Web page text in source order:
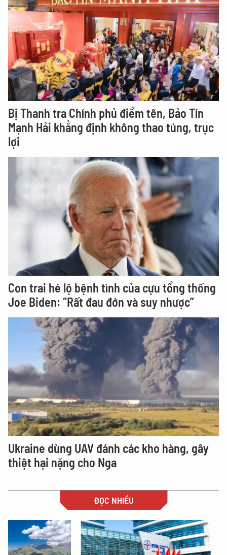
Bị Thanh tra Chính phủ điểm tên, Bảo Tín
Mạnh Hải khẳng định không thao túng, trục
lợi
Con trai hé lộ bệnh tình của cựu tổng thống
Joe Biden: “Rất đau đớn và suy nhược”
Ukraine dùng UAV đánh các kho hàng, gây
thiệt hại nặng cho Nga
ĐỌC NHIỀU